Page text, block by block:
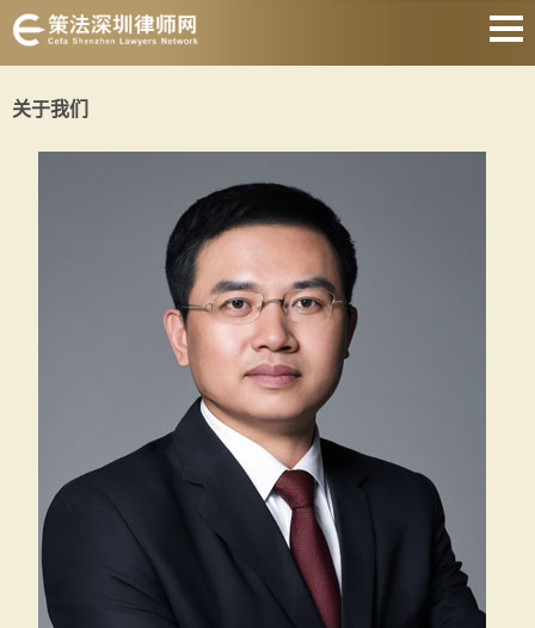
房产纠纷
合同纠纷
债权债务
公司经营
关于我们
关于我们